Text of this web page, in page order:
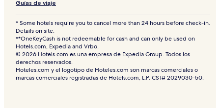
Guías de viaje
* Some hotels require you to cancel more than 24 hours before check-in.
Details on site.
**OneKeyCash is not redeemable for cash and can only be used on
Hotels.com, Expedia and Vrbo.
© 2026 Hotels.com es una empresa de Expedia Group. Todos los
derechos reservados.
Hoteles.com y el logotipo de Hoteles.com son marcas comerciales o
marcas comerciales registradas de Hotels.com, L.P. CST# 2029030-50.